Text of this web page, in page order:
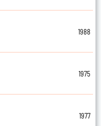
1988
1975
1977